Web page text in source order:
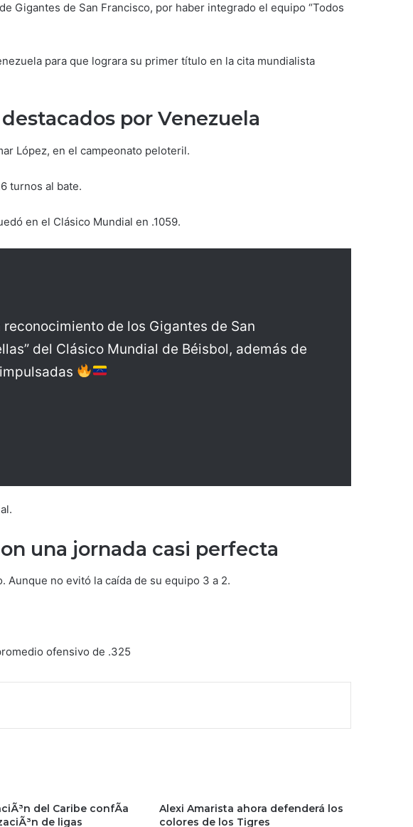
Gigantes de San Francisco, por haber integrado el equipo “Todos
para que lograra su primer título en la cita mundialista
por Venezuela
López, en el campeonato peloteril.
turnos al bate.
en el Clásico Mundial en .1059.
de los Gigantes de San
del Clásico Mundial de Béisbol, además de
una jornada casi perfecta
no evitó la caída de su equipo 3 a 2.
ofensivo de .325
del Caribe confÃ­a
de ligas
Alexi Amarista ahora defenderá los
colores de los Tigres